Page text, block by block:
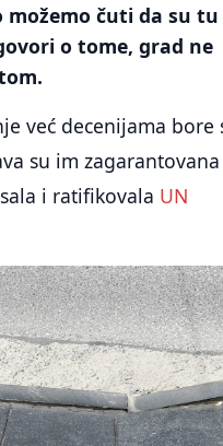
čuti da su tu
o tome, grad ne
već decenijama bore
su im zagarantovana
i ratifikovala UN